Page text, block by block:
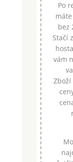
Po
bez
Stačí
vám